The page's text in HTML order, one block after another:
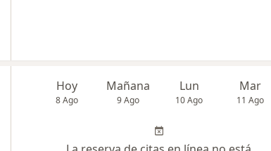
Hoy
8 Ago
Mañana
9 Ago
Lun
10 Ago
Mar
11 Ago